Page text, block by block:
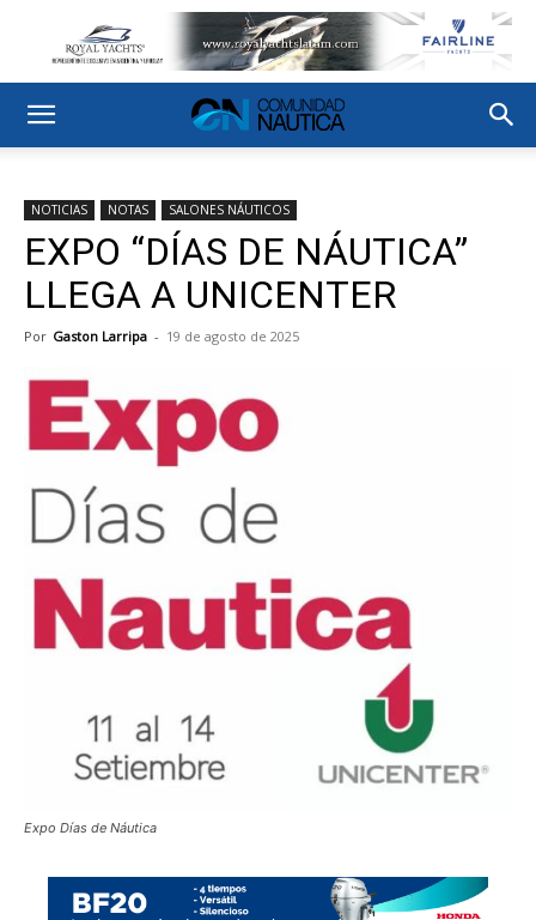
NOTICIAS NOTAS SALONES NÁUTICOS
EXPO “DÍAS DE NÁUTICA”
LLEGA A UNICENTER
Por Gaston Larripa - 19 de agosto de 2025
Expo Días de Náutica